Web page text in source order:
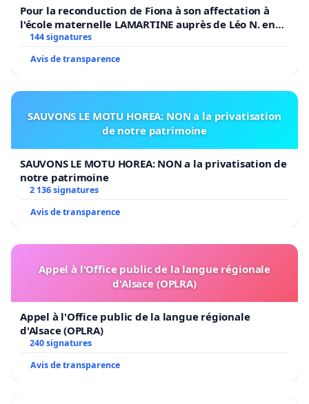
Pour la reconduction de Fiona à son affectation à
l'école maternelle LAMARTINE auprès de Léo N. en
2026/2027
144 signatures
Avis de transparence
SAUVONS LE MOTU HOREA: NON a la privatisation
de notre patrimoine
SAUVONS LE MOTU HOREA: NON a la privatisation de
notre patrimoine
2 136 signatures
Avis de transparence
Appel à l'Office public de la langue régionale
d'Alsace (OPLRA)
Appel à l'Office public de la langue régionale
d'Alsace (OPLRA)
240 signatures
Avis de transparence